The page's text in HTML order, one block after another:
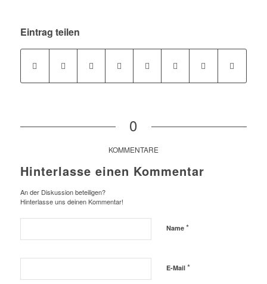
Eintrag teilen
0
KOMMENTARE
Hinterlasse einen Kommentar
An der Diskussion beteiligen?
Hinterlasse uns deinen Kommentar!
Name *
E-Mail *